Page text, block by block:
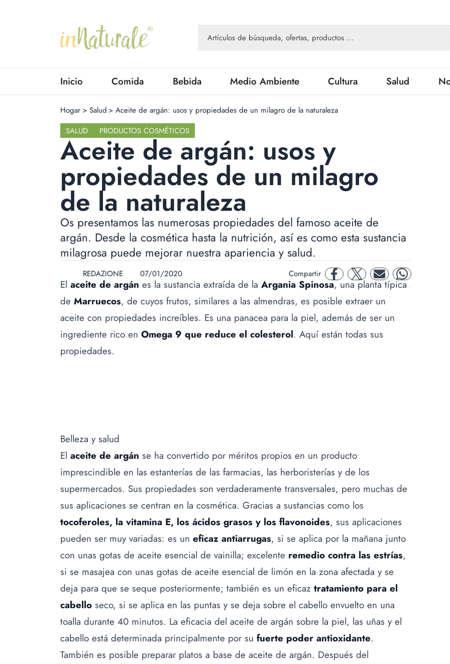
Inicio Comida Bebida Medio Ambiente Cultura Salud
Hogar > Salud > Aceite de argán: usos y propiedades de un milagro de la naturaleza
SALUD
PRODUCTOS COSMÉTICOS
Aceite de argán: usos y
propiedades de un milagro
de la naturaleza
Os presentamos las numerosas propiedades del famoso aceite de
argán. Desde la cosmética hasta la nutrición, así es como esta sustancia
milagrosa puede mejorar nuestra apariencia y salud.
REDAZIONE 07/01/2020 Compartir facebooktwitter mail whatsapp
Elaceite de argánes la sustancia extraída de laArgania Spinosa, una planta típica
de Marruecos, de cuyos frutos, similares a las almendras, es posible extraer un
aceite con propiedades increíbles. Es una panacea para la piel, además de ser un
ingrediente rico en Omega 9 que reduce el colesterol. Aquí están todas sus
propiedades.
Belleza y salud
El aceite de argán se ha convertido por méritos propios en un producto
imprescindible en las estanterías de las farmacias, las herboristerías y de los
supermercados. Sus propiedades son verdaderamente transversales, pero muchas de
sus aplicaciones se centran en la cosmética. Gracias a sustancias como los
tocoferoles, la vitamina E, los ácidos grasos y los flavonoides, sus aplicaciones
pueden ser muy variadas: es un eficaz antiarrugas, si se aplica por la mañana junto
con unas gotas de aceite esencial de vainilla; excelente remedio contra las estrías,
si se masajea con unas gotas de aceite esencial de limón en la zona afectada y se
deja para que se seque posteriormente; también es un eficaz tratamiento para el
cabello seco, si se aplica en las puntas y se deja sobre el cabello envuelto en una
toalla durante 40 minutos. La eficacia del aceite de argán sobre la piel, las uñas y el
cabello está determinada principalmente por su fuerte poder antioxidante.
También es posible preparar platos a base de aceite de argán. Después del